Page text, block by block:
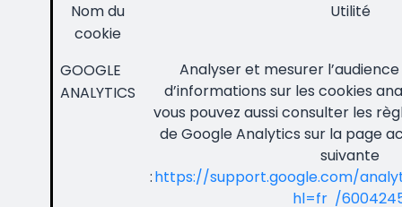
Nom du
cookie
Utilité
GOOGLE
ANALYTICS
Analyser et mesurer l’audience
d’informations sur les cookies
vous pouvez aussi consulter les
de Google Analytics sur la page
suivante
:https://support.google.com/
hl=fr /